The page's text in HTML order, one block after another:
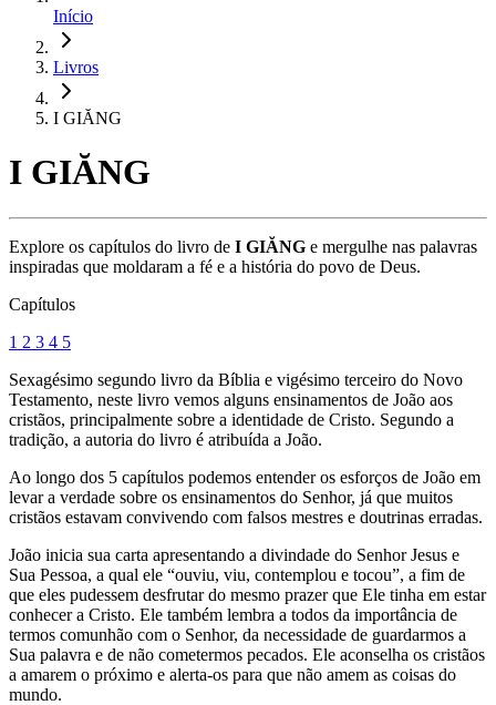
Início
Livros
I GIĂNG
I GIĂNG
Explore os capítulos do livro de I GIĂNG e mergulhe nas palavras
inspiradas que moldaram a fé e a história do povo de Deus.
Capítulos
1 2 3 4 5
Sexagésimo segundo livro da Bíblia e vigésimo terceiro do Novo
Testamento, neste livro vemos alguns ensinamentos de João aos
cristãos, principalmente sobre a identidade de Cristo. Segundo a
tradição, a autoria do livro é atribuída a João.
Ao longo dos 5 capítulos podemos entender os esforços de João em
levar a verdade sobre os ensinamentos do Senhor, já que muitos
cristãos estavam convivendo com falsos mestres e doutrinas erradas.
João inicia sua carta apresentando a divindade do Senhor Jesus e
Sua Pessoa, a qual ele “ouviu, viu, contemplou e tocou”, a fim de
que eles pudessem desfrutar do mesmo prazer que Ele tinha em estar
conhecer a Cristo. Ele também lembra a todos da importância de
termos comunhão com o Senhor, da necessidade de guardarmos a
Sua palavra e de não cometermos pecados. Ele aconselha os cristãos
a amarem o próximo e alerta-os para que não amem as coisas do
mundo.